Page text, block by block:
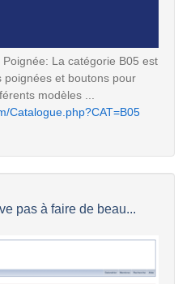
La catégorie B05 est
poignées et boutons pour
modèles ...
Catalogue.php?CAT=B05
pas à faire de beau...